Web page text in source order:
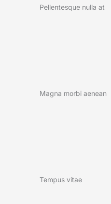
Pellentesque nulla at
Magna morbi aenean
Tempus vitae